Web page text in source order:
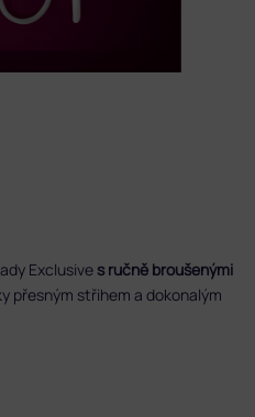
Exclusive s ručně broušenými
přesným střihem a dokonalým